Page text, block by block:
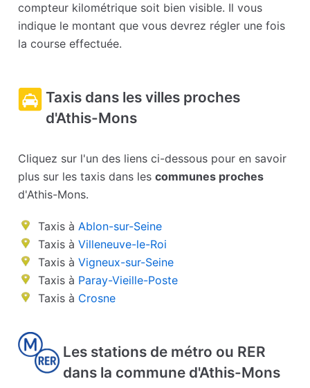
compteur kilométrique soit bien visible. Il vous
indique le montant que vous devrez régler une fois
la course effectuée.
Taxis dans les villes proches
d'Athis-Mons
Cliquez sur l'un des liens ci-dessous pour en savoir
plus sur les taxis dans lescommunes proches
d'Athis-Mons.
Taxis àAblon-sur-Seine
Taxis àVilleneuve-le-Roi
Taxis àVigneux-sur-Seine
Taxis à Paray-Vieille-Poste
Taxis à Crosne
Les stations de métro ou RER
dans la commune d'Athis-Mons